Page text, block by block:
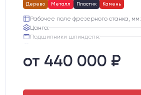
Дерево Металл Пластик Камень
Рабочее поле фрезерного станка, мм:
Цанга:
Подшипники шпинделя:
Тип стола:
от 440 000 ₽